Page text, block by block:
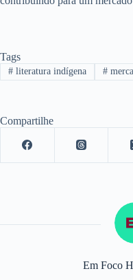
Tags
#literatura indígena #
Compartilhe
Em Foco